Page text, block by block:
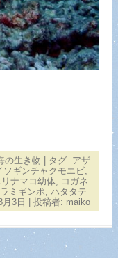
の生き物 | タグ: アザ
ソギンチャクモエビ,
ナマコ幼体, コガネ
ミギンポ, ハタタテ
3日 投稿者: maiko